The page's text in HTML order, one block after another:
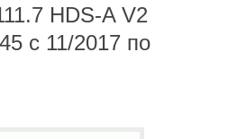
HDS-A V2
с 11/2017 по